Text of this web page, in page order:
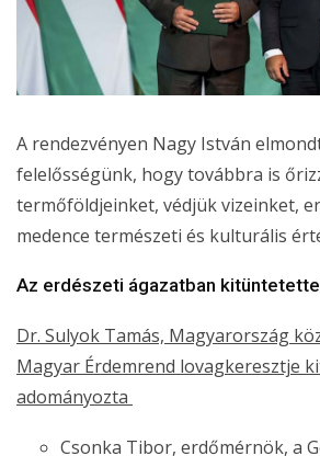
A rendezvényen Nagy István
felelősségünk, hogy továbbra is
termőföldjeinket, védjük vizeinket,
medence természeti és kulturális
Az erdészeti ágazatban
Dr. Sulyok Tamás, Magyarország
Magyar Érdemrend lovagkeresztje
adományozta
Csonka Tibor, erdőmérnök, a